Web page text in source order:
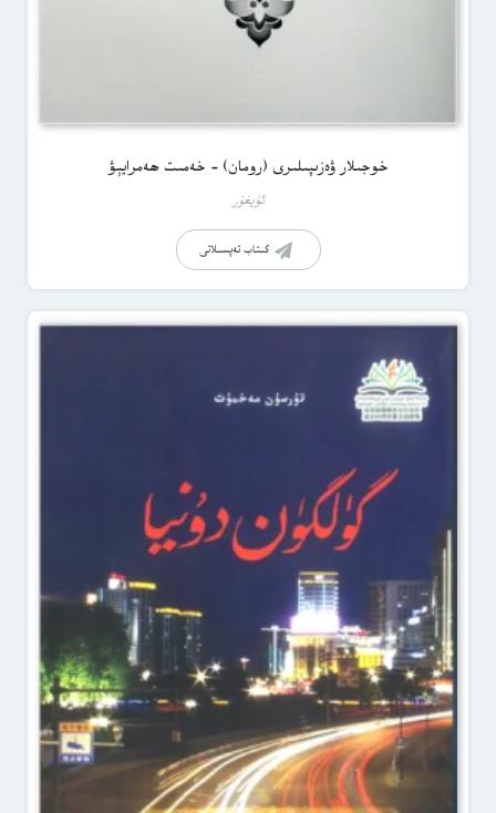
خوجىلار ۋەزىپىلىرى (رومان) – خەمىت ھەمرايېۋ
ئۇيغۇر
كىتاب تەپسىلاتى